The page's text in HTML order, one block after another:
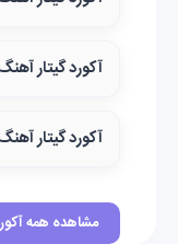
آکورد گیتار
آکورد گیتار
مشاهده همه